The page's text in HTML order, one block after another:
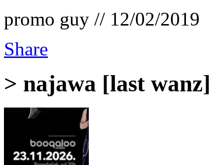
promo guy // 12/02/2019
Share
> najawa [last wanz]